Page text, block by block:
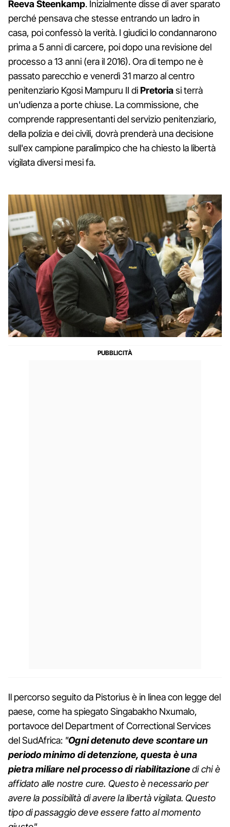
Reeva Steenkamp. Inizialmente disse di aver sparato
perché pensava che stesse entrando un ladro in
casa, poi confessò la verità. I giudici lo condannarono
prima a 5 anni di carcere, poi dopo una revisione del
processo a 13 anni (era il 2016). Ora di tempo ne è
passato parecchio e venerdì 31 marzo al centro
penitenziario Kgosi Mampuru II diPretoriasi terrà
un'udienza a porte chiuse. La commissione, che
comprende rappresentanti del servizio penitenziario,
della polizia e dei civili, dovrà prenderà una decisione
sull'ex campione paralimpico che ha chiesto la libertà
vigilata diversi mesi fa.
Il percorso seguito da Pistorius è in linea con legge del
paese, come ha spiegato Singabakho Nxumalo,
portavoce del Department of Correctional Services
del SudAfrica: "Ogni detenuto deve scontare un
periodo minimo di detenzione, questa è una
pietra miliare nel processo di riabilitazionedi chi è
affidato alle nostre cure. Questo è necessario per
avere la possibilità di avere la libertà vigilata. Questo
tipo di passaggio deve essere fatto al momento